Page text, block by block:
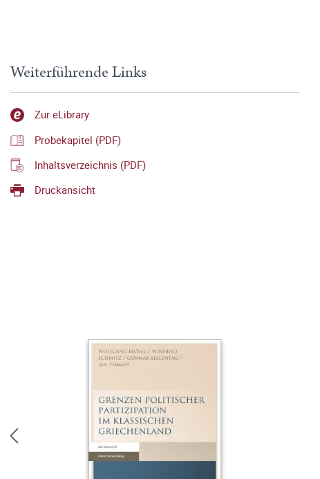
Weiterführende Links
Zur eLibrary
Probekapitel (PDF)
Inhaltsverzeichnis (PDF)
Druckansicht